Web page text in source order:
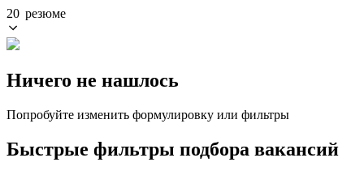
20 резюме
Ничего не нашлось
Попробуйте изменить формулировку или фильтры
Быстрые фильтры подбора вакансий